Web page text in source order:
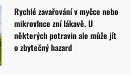
Rychlé zavařování v myčce nebo
mikrovlnce zní lákavě. U
některých potravin ale může jít
o zbytečný hazard